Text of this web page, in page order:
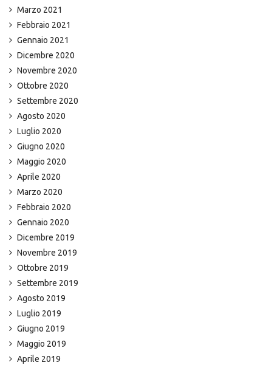
Marzo 2021
Febbraio 2021
Gennaio 2021
Dicembre 2020
Novembre 2020
Ottobre 2020
Settembre 2020
Agosto 2020
Luglio 2020
Giugno 2020
Maggio 2020
Aprile 2020
Marzo 2020
Febbraio 2020
Gennaio 2020
Dicembre 2019
Novembre 2019
Ottobre 2019
Settembre 2019
Agosto 2019
Luglio 2019
Giugno 2019
Maggio 2019
Aprile 2019